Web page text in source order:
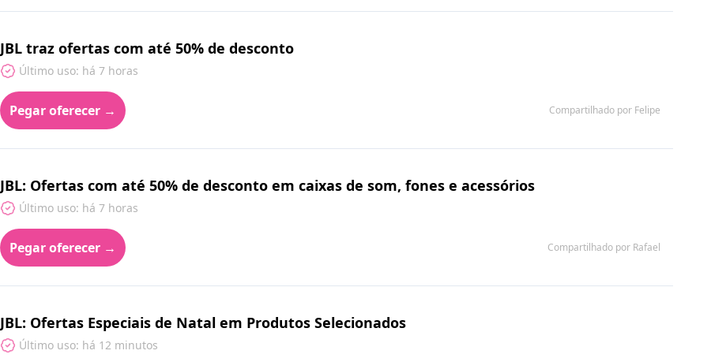
JBL traz ofertas com até 50% de desconto
Último uso: há 7 horas
Pegar oferecer → Compartilhado por Felipe
JBL: Ofertas com até 50% de desconto em caixas de som, fones e acessórios
Último uso: há 7 horas
Pegar oferecer → Compartilhado por Rafael
JBL: Ofertas Especiais de Natal em Produtos Selecionados
Último uso: há 12 minutos